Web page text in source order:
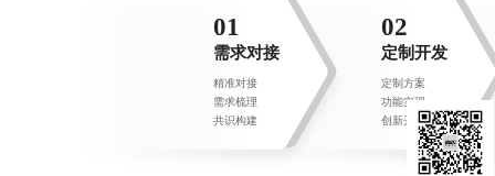
01
需求对接
精准对接
需求梳理
共识构建
02
定制开发
定制方案
功能实现
创新开发